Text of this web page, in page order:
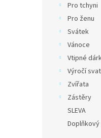
Pro tchyni
Pro ženu
Svátek
Vánoce
Vtipné
Výročí
Zvířata
Zástěry
SLEVA